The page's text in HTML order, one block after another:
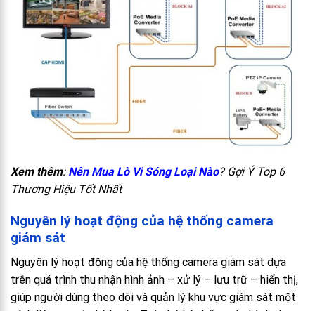
Xem thêm: Nên Mua Lò Vi Sóng Loại Nào? Gợi Ý Top 6
Thương Hiệu Tốt Nhất
Nguyên lý hoạt động của hệ thống camera
giám sát
Nguyên lý hoạt động của hệ thống camera giám sát dựa
trên quá trình thu nhận hình ảnh – xử lý – lưu trữ – hiển thị,
giúp người dùng theo dõi và quản lý khu vực giám sát một